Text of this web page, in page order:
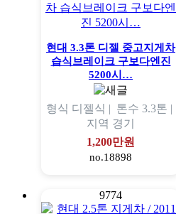
현대 3.3톤 디젤 중고지게차
습식브레이크 구보다엔진
5200시…
형식 디젤식 | 톤수 3.3톤 |
지역 경기
1,200만원
no.18898
9774